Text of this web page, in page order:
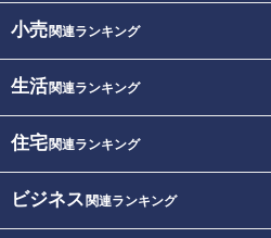
小売関連ランキング
生活関連ランキング
住宅関連ランキング
ビジネス 関連ランキング